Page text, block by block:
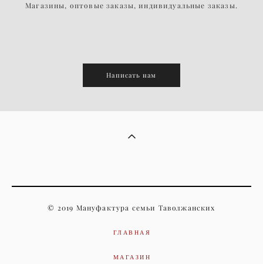
Магазины, оптовые заказы, индивидуальные заказы.
Написать нам
© 2019 Мануфактура семьи Таволжанских
ГЛАВНАЯ
МАГАЗИН